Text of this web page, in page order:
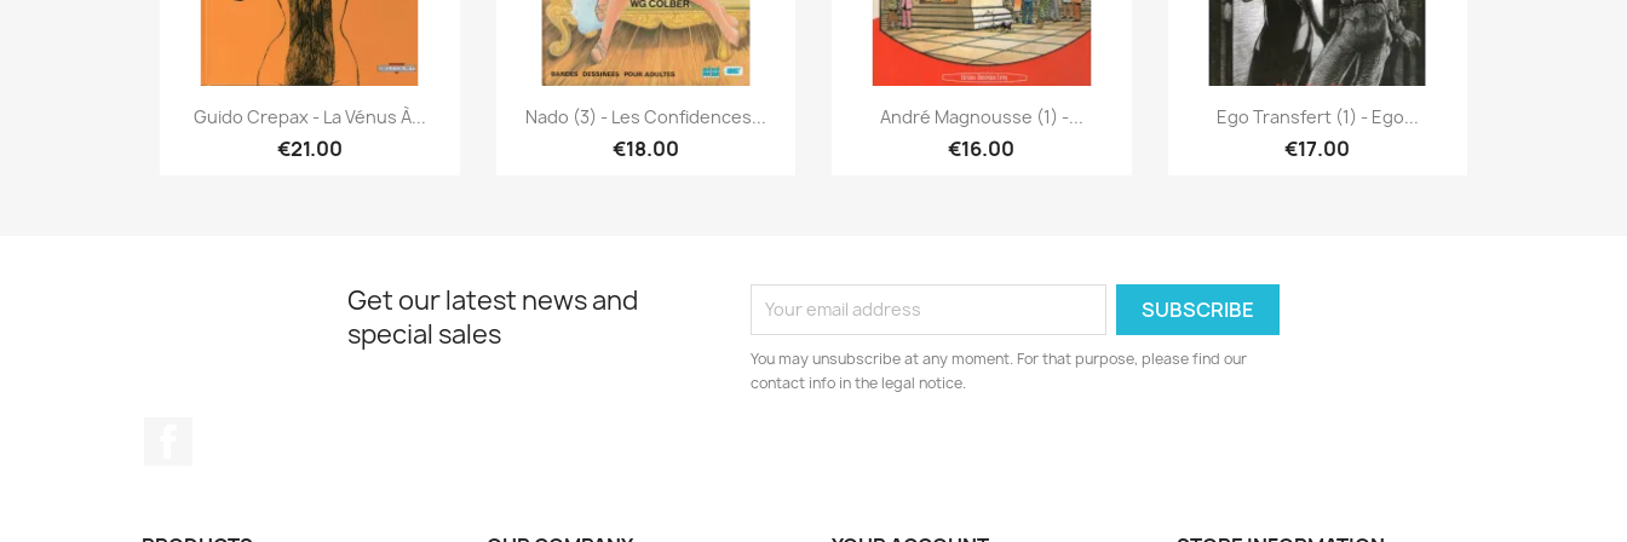
Quick view
Guido Crepax - La Vénus À...
€21.00
Quick view
Nado (3) - Les Confidences...
€18.00
Quick view
André Magnousse (1) -...
€16.00
Quick view
Ego Transfert (1) - Ego...
€17.00
Get our latest news and
special sales
You may unsubscribe at any moment. For that purpose, please find our
contact info in the legal notice.